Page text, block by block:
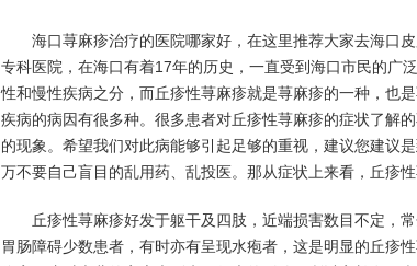
海口荨麻疹治疗的医院哪家好，在这里推荐大家去海口
专科医院，在海口有着17年的历史，一直受到海口市民的广
性和慢性疾病之分，而丘疹性荨麻疹就是荨麻疹的一种，也
疾病的病因有很多种。很多患者对丘疹性荨麻疹的症状了解
的现象。希望我们对此病能够引起足够的重视，建议您建议
万不要自己盲目的乱用药、乱投医。那从症状上来看，丘疹
丘疹性荨麻疹好发于躯干及四肢，近端损害数目不定，
胃肠障碍少数患者，有时亦有呈现水疱者，这是明显的丘疹